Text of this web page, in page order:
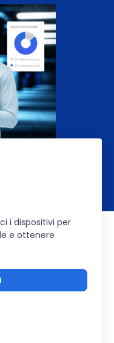
i dispositivi per
e ottenere